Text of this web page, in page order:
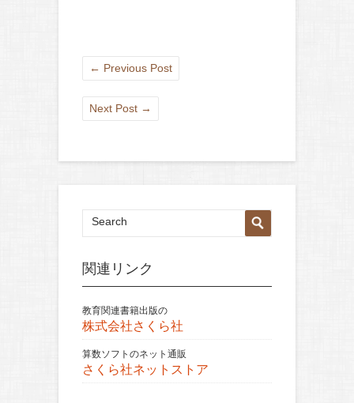
← Previous Post
Next Post →
関連リンク
教育関連書籍出版の
株式会社さくら社
算数ソフトのネット通販
さくら社ネットストア